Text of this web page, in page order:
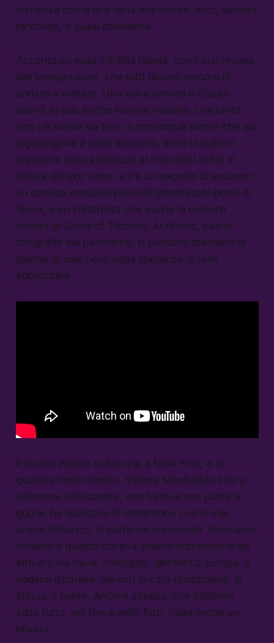
immensa come lo è nella mia mente, anzi, sembra
piccolina, è quasi deludente.
Accanto ad essa c’è Ellis Island, con il suo museo
dell’immigrazione, che tutti dicono sempre di
andare a visitare. Una volta arrivati a Staten
Island, si può anche tornare indietro, che tanto
non c’è niente da fare, o comunque niente che sia
raggiungibile a piedi dal porto, dove i traghetti
arancioni sono attraccati al molo tutti in fila in
attesa del loro turno, e c’è un negozio di souvenir,
un curioso acquario pieno di giganteschi pesci di
fiume, e un chitarrista che suona la colonna
sonora di Game of Thrones. Al ritorno, sazi di
fotografie del panorama, si possono stendere le
gambe al sole nella vaga speranza di farle
abbronzare.
È strano essere sull’acqua a New York, e in
qualche modo inedito. Vedere Manhattan che si
allontana all’orizzonte, con tutte le sue punte e
guglie, ha qualcosa di metaforico con la mia
amica di fianco, in partenza imminente. Pensiamo
insieme a quanto doveva essere impressionante
arrivare via nave, immigrati, dall’antica Europa, e
vedersi dipanare davanti la città rampicante, la
statua, il ponte. Ancora adesso, che abbiamo
visto tutto, nei film e nelle foto, l’idea mette un
brivido.